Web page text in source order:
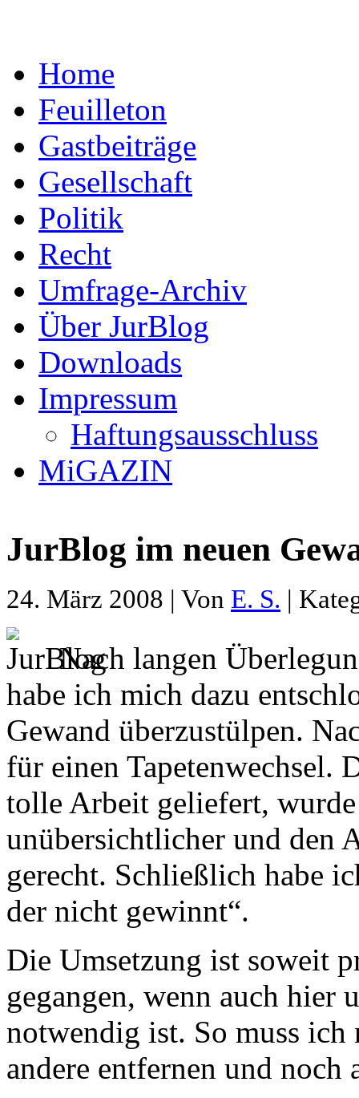
Home
Feuilleton
Gastbeiträge
Gesellschaft
Politik
Recht
Umfrage-Archiv
Über JurBlog
Downloads
Impressum
Haftungsausschluss
MiGAZIN
JurBlog im neuen
24. März 2008 | Von E. S. |
Nach langen
habe ich mich dazu
Gewand überzustülpen.
für einen Tapetenwechsel.
tolle Arbeit geliefert, wurde
unübersichtlicher und den
gerecht. Schließlich habe
der nicht gewinnt“.
Die Umsetzung ist soweit
gegangen, wenn auch hier
notwendig ist. So muss
andere entfernen und noch